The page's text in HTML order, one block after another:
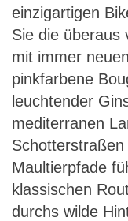
einzigartigen
Sie die überaus
mit immer
pinkfarbene
leuchtender
mediterranen
Maultierpfade
klassischen
durchs wilde